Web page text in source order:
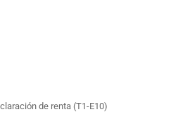
de renta (T1-E10)